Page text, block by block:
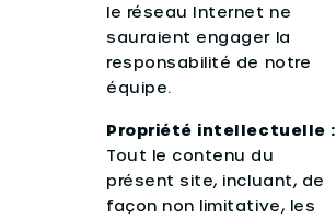
le réseau Internet ne
sauraient engager la
responsabilité de notre
équipe.
Propriété intellectuelle :
Tout le contenu du
présent site, incluant, de
façon non limitative, les